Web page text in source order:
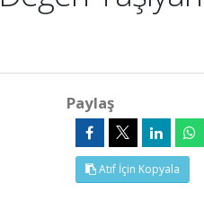
Paylaş
Atıf İçin Kopyala